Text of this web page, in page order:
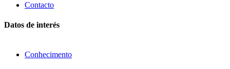
Contacto
Datos de interés
Conhecimento